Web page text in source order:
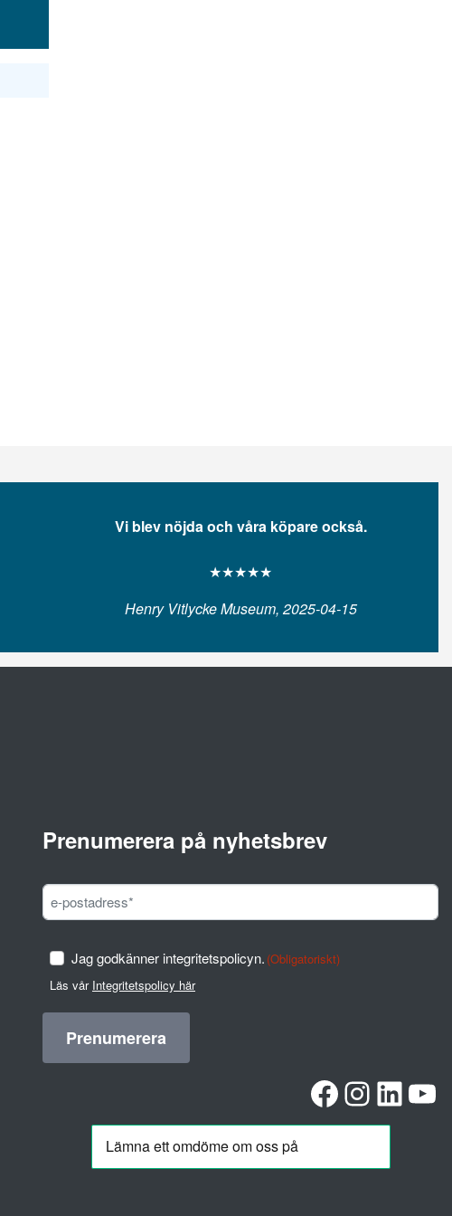
Vi blev nöjda och våra köpare också.
★★★★★
Henry Vitlycke Museum, 2025-04-15
Prenumerera på nyhetsbrev
Jag godkänner integritetspolicyn. (Obligatoriskt)
Läs vår Integritetspolicy här
Facebook